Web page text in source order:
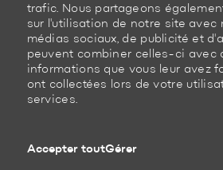
trafic. Nous partageons
sur l'utilisation de notre site avec
médias sociaux, de publicité et
peuvent combiner celles-ci avec
informations que vous leur avez
ont collectées lors de votre
services.
Accepter toutGérer